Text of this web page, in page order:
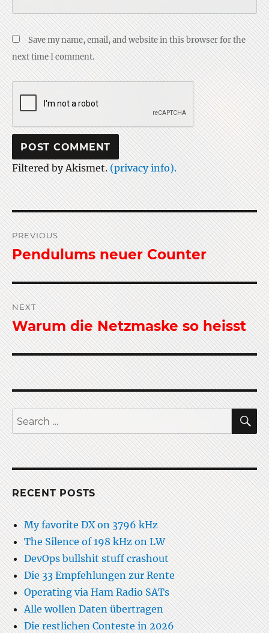
Save my name, email, and website in this browser for the
next time I comment.
Filtered by Akismet.(privacy info).
Post
navigation
PREVIOUS
Previous
post:
Pendulums neuer Counter
NEXT
Next
post:
Warum die Netzmaske so heisst
Search
for:
RECENT POSTS
My favorite DX on 3796 kHz
The Silence of 198 kHz on LW
DevOps bullshit stuff crashout
Die 33 Empfehlungen zur Rente
Operating via Ham Radio SATs
Alle wollen Daten übertragen
Die restlichen Conteste in 2026